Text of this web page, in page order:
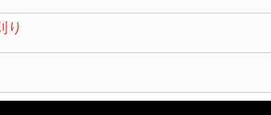
り